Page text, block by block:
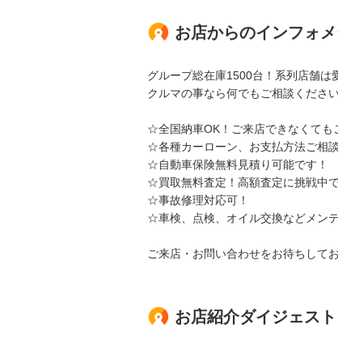
お店からのインフォ
グループ総在庫1500台！系列店舗は
クルマの事なら何でもご相談ください
☆全国納車OK！ご来店できなくても
☆各種カーローン、お支払方法ご相談
☆自動車保険無料見積り可能です！
☆買取無料査定！高額査定に挑戦中で
☆事故修理対応可！
☆車検、点検、オイル交換などメン
ご来店・お問い合わせをお待ちして
お店紹介ダイジェスト